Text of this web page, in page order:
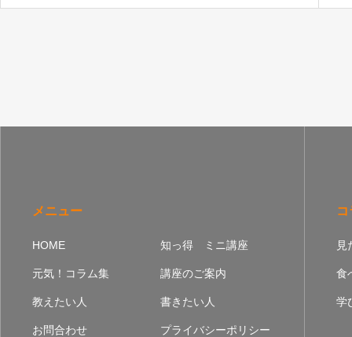
メニュー
HOME 知っ得 ミニ講座
元気！コラム集 講座のご案内
教えたい人 書きたい人
お問合わせ プライバシーポリシー
見
食
学